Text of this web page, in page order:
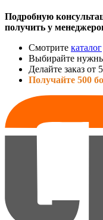
Подробную
получить у
Смотрите каталог
Выбирайте
Делайте заказ от
Получайте 500